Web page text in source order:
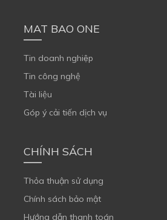
MAT BAO ONE
Tin doanh nghiệp
Tin công nghệ
Tài liệu
Góp ý cải tiến dịch vụ
CHÍNH SÁCH
Thỏa thuận sử dụng
Chính sách bảo mật
Hướng dẫn thanh toán